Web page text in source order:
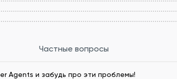
Частные вопросы
Agents и забудь про эти проблемы!